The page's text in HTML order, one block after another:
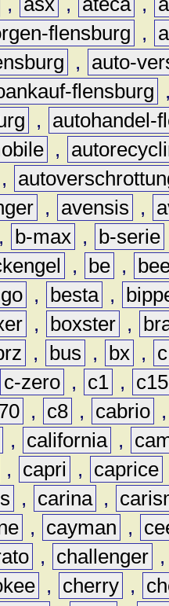
flensburg ,
,
auto-
flensburg
,
autohandel-
,
,
, avensis ,
, b-max , b-serie
, be ,
, besta ,
, boxster ,
, bus , bx ,
c
c-zero , c1 ,
c15
, c8 , cabrio
, california ,
, capri , caprice
, carina ,
, cayman ,
, challenger
, cherry ,